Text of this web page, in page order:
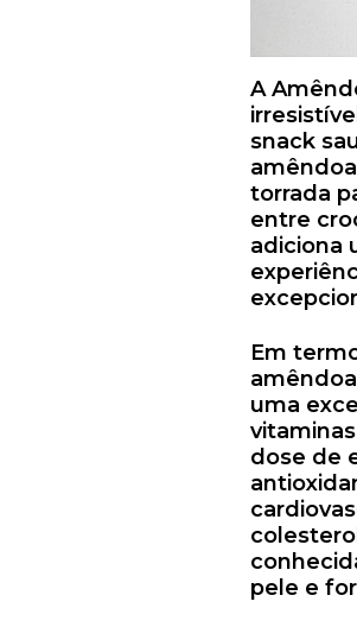
A
snack
torrada
entre
adiciona
Em
uma
dose de
pele e